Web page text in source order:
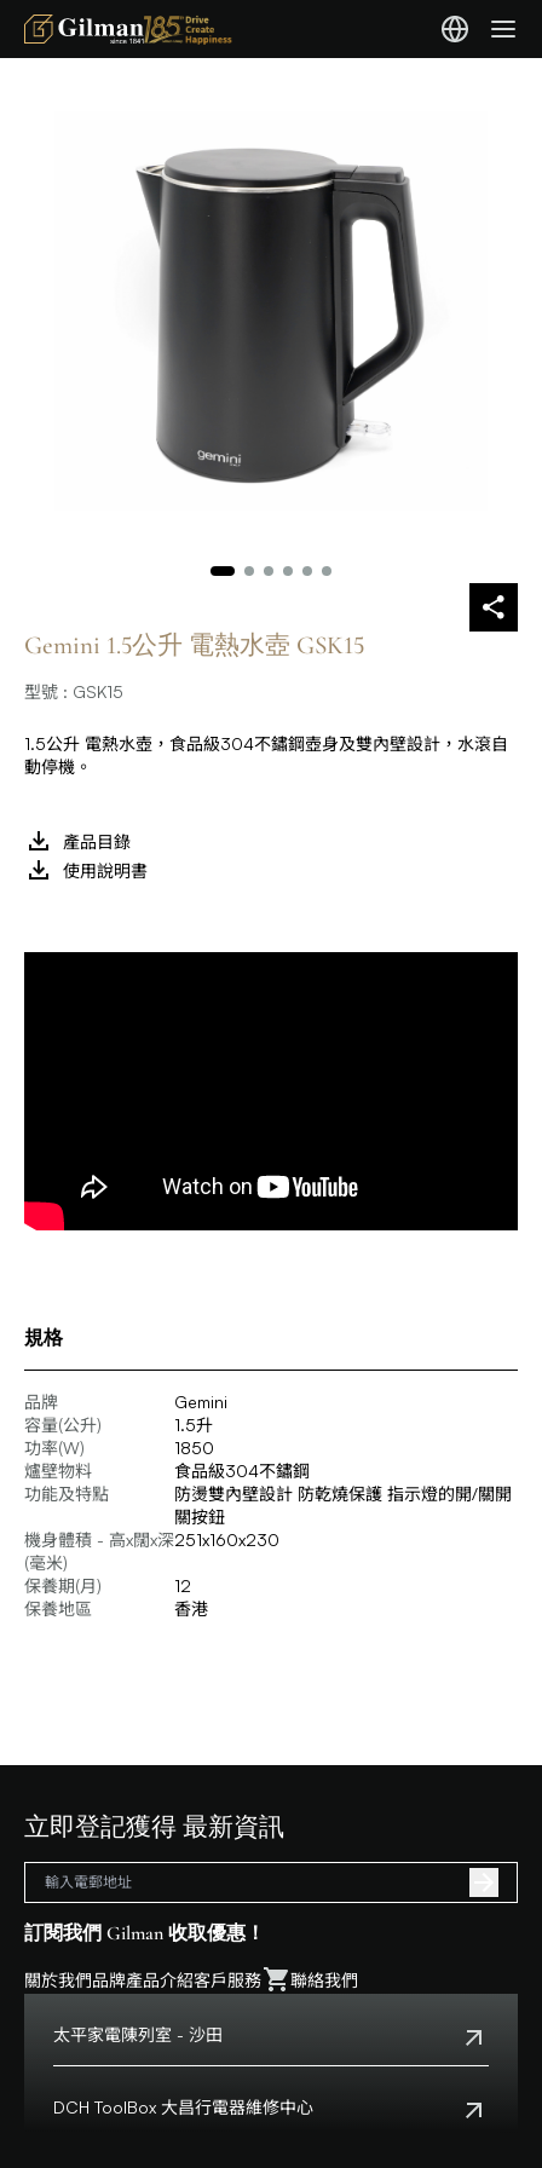
Gemini 1.5公升 電熱水壺 GSK15
型號 : GSK15
1.5公升 電熱水壺，食品級304不鏽鋼壺身及雙內壁設計，水滾自
動停機。
產品目錄
使用說明書
規格
品牌
Gemini
容量(公升)
1.5升
功率(W)
1850
爐壁物料
食品級304不鏽鋼
功能及特點
防燙雙內壁設計 防乾燒保護 指示燈的開/關開
關按鈕
機身體積 - 高x闊x深
(毫米)
251x160x230
保養期(月)
12
保養地區
香港
立即登記獲得 最新資訊
訂閱我們 Gilman 收取優惠！
關於我們品牌產品介紹客戶服務 聯絡我們
太平家電陳列室 - 沙田
地址:
沙田鄉事會路138號HomeSquare 357-358舖
DCH ToolBox 大昌行電器維修中心